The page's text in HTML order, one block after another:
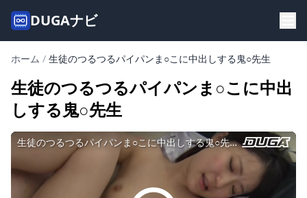
DUGAナビ
ホーム / 生徒のつるつるパイパンま○こに中出しする鬼○先生
生徒のつるつるパイパンま○こに中出
しする鬼○先生